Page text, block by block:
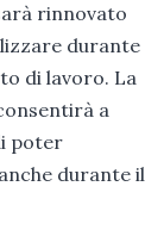
rinnovato
durante
di lavoro. La
a
poter
durante il